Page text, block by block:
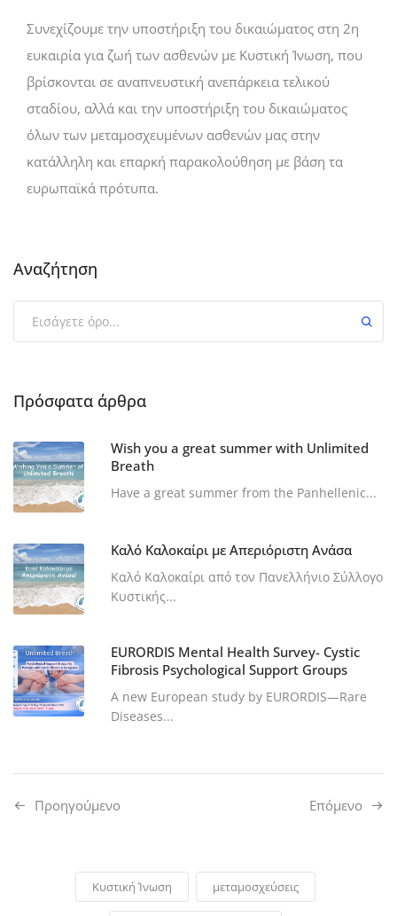
Συνεχίζουμε την υποστήριξη του δικαιώματος στη 2η
ευκαιρία για ζωή των ασθενών με Κυστική Ίνωση, που
βρίσκονται σε αναπνευστική ανεπάρκεια τελικού
σταδίου, αλλά και την υποστήριξη του δικαιώματος
όλων των μεταμοσχευμένων ασθενών μας στην
κατάλληλη και επαρκή παρακολούθηση με βάση τα
ευρωπαϊκά πρότυπα.
Αναζήτηση
Πρόσφατα άρθρα
Wish you a great summer with Unlimited
Breath
Have a great summer from the Panhellenic...
Καλό Καλοκαίρι με Απεριόριστη Ανάσα
Καλό Καλοκαίρι από τον Πανελλήνιο Σύλλογο
Κυστικής...
EURORDIS Mental Health Survey- Cystic
Fibrosis Psychological Support Groups
A new European study by EURORDIS—Rare
Diseases...
Προηγούμενo Επόμενο
Κυστική Ίνωση μεταμοσχεύσεις